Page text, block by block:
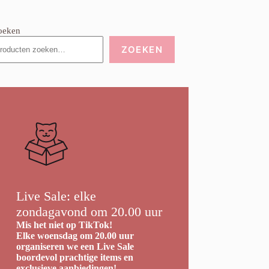
ZOEKEN
Live Sale: elke
zondagavond om 20.00 uur
Mis het niet op TikTok!
Elke woensdag om 20.00 uur
organiseren we een Live Sale
boordevol prachtige items en